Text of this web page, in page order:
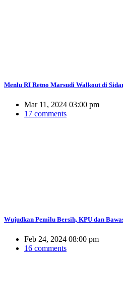
Menlu RI Retno Marsudi Walkout di
Mar 11, 2024 03:00 pm
17 comments
Wujudkan Pemilu Bersih, KPU dan
Feb 24, 2024 08:00 pm
16 comments